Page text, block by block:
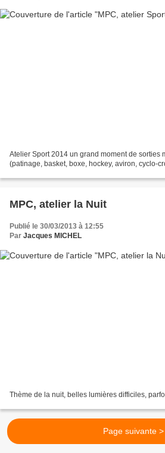
Atelier Sport 2014 un grand moment de sorties
(patinage, basket, boxe, hockey, aviron, cyclo-
MPC, atelier la Nuit
Publié le 30/03/2013 à 12:55
Par Jacques MICHEL
Thème de la nuit, belles lumières difficiles,
Page suivante >